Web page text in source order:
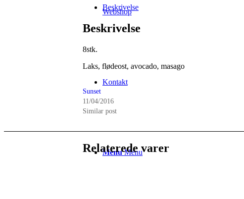
Webshop
Kontakt
Menu Menu
Beskrivelse
Beskrivelse
8stk.
Laks, flødeost, avocado, masago
Sunset
11/04/2016
Similar post
Relaterede varer